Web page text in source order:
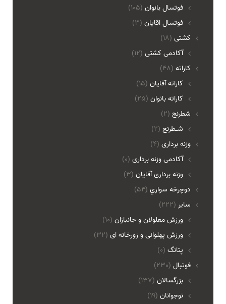
فوتسال بانوان (105)
فوتسال اقايان (3)
(18) کشتی
آکادمی کشتی (12)
(48) کاراته
کاراته آقایان (15)
کاراته بانوان (25)
(2) شطرنج
شـطرنج (2)
(4) وزنه برداری
آکادمی وزنه برداری (0)
وزنه برداری آقایان (3)
(54) دوچرخه سواري
(222) ساير
ورزش معلولان و جانبازان (10)
ورزش پهلوانی و زورخانه ای (32)
پتانگ (0)
(230) فوتبال
بزرگسالان (137)
نوجوانان (19)